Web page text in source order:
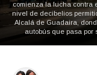
comienza la lucha contra
nivel de decibelios
Alcalá de Guadaira,
autobús que pasa por